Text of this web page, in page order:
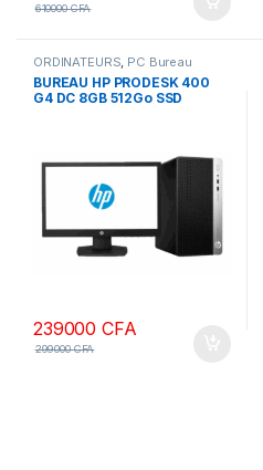
610000CFA
ORDINATEURS, PC Bureau
BUREAU HP PRODESK 400
G4 DC 8GB 512Go SSD
239000CFA
299000CFA